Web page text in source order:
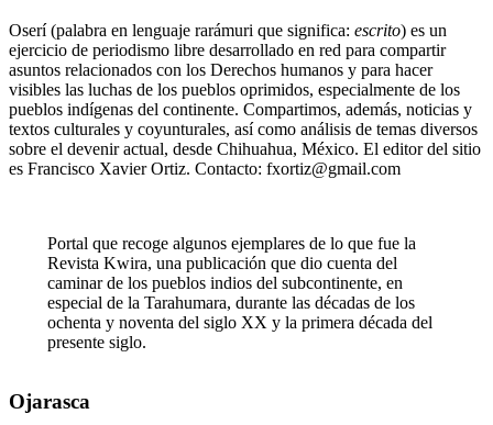
Oserí (palabra en lenguaje rarámuri que significa: escrito) es un
ejercicio de periodismo libre desarrollado en red para compartir
asuntos relacionados con los Derechos humanos y para hacer
visibles las luchas de los pueblos oprimidos, especialmente de los
pueblos indígenas del continente. Compartimos, además, noticias y
textos culturales y coyunturales, así como análisis de temas diversos
sobre el devenir actual, desde Chihuahua, México. El editor del sitio
es Francisco Xavier Ortiz. Contacto: fxortiz@gmail.com
Portal que recoge algunos ejemplares de lo que fue la
Revista Kwira, una publicación que dio cuenta del
caminar de los pueblos indios del subcontinente, en
especial de la Tarahumara, durante las décadas de los
ochenta y noventa del siglo XX y la primera década del
presente siglo.
Ojarasca